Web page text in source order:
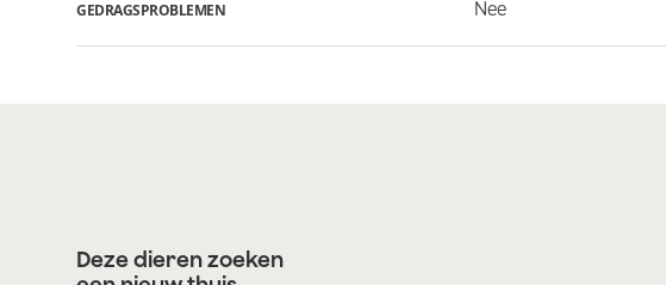
GEDRAGSPROBLEMEN Nee
Deze dieren zoeken